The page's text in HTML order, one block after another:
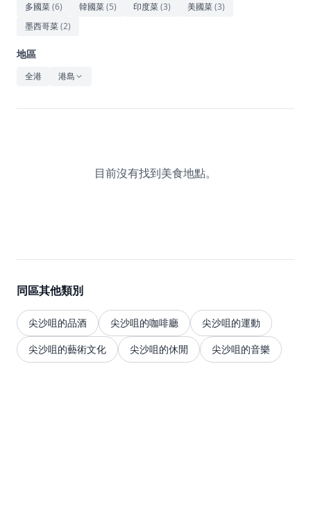
休閒
音樂
多國菜(6) 韓國菜(5) 印度菜(3) 美國菜(3)
墨西哥菜(2)
地區
全港 港島
目前沒有找到美食地點。
同區其他類別
尖沙咀的品酒 尖沙咀的咖啡廳
尖沙咀的運動
尖沙咀的藝術文化
尖沙咀的休閒 尖沙咀的音樂